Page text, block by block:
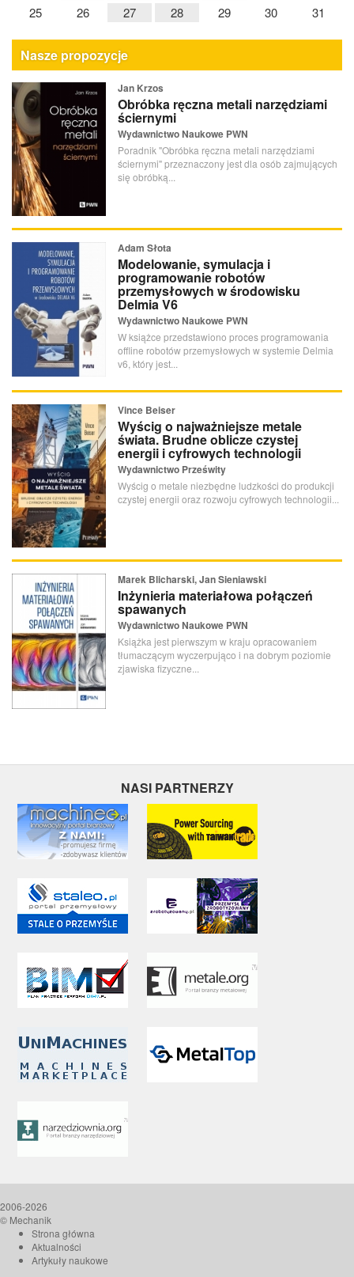
25
26 27 28 29 30 31
Nasze propozycje
Jan Krzos
Obróbka ręczna metali narzędziami
ściernymi
Wydawnictwo Naukowe PWN
Poradnik "Obróbka ręczna metali narzędziami
ściernymi" przeznaczony jest dla osób zajmujących
się obróbką...
Adam Słota
Modelowanie, symulacja i
programowanie robotów
przemysłowych w środowisku
Delmia V6
Wydawnictwo Naukowe PWN
W książce przedstawiono proces programowania
offline robotów przemysłowych w systemie Delmia
v6, który jest...
Vince Beiser
Wyścig o najważniejsze metale
świata. Brudne oblicze czystej
energii i cyfrowych technologii
Wydawnictwo Prześwity
Wyścig o metale niezbędne ludzkości do produkcji
czystej energii oraz rozwoju cyfrowych technologii...
Marek Blicharski, Jan Sieniawski
Inżynieria materiałowa połączeń
spawanych
Wydawnictwo Naukowe PWN
Książka jest pierwszym w kraju opracowaniem
tłumaczącym wyczerpująco i na dobrym poziomie
zjawiska fizyczne...
NASI PARTNERZY
2006-2026
© Mechanik
Strona główna
Aktualności
Artykuły naukowe